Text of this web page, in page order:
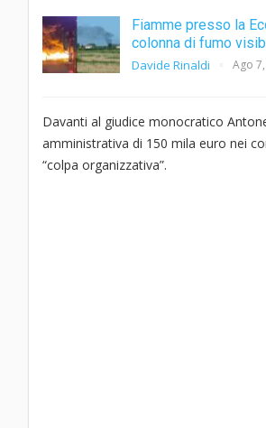
Fiamme presso la
colonna di fumo
Davide Rinaldi Ago
Davanti al giudice monocratico
amministrativa di 150 mila euro nei
“colpa organizzativa”.